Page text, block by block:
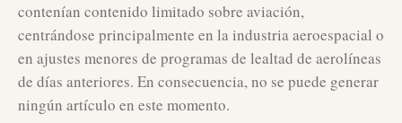
contenían contenido limitado sobre aviación,
centrándose principalmente en la industria aeroespacial o
en ajustes menores de programas de lealtad de aerolíneas
de días anteriores. En consecuencia, no se puede generar
ningún artículo en este momento.